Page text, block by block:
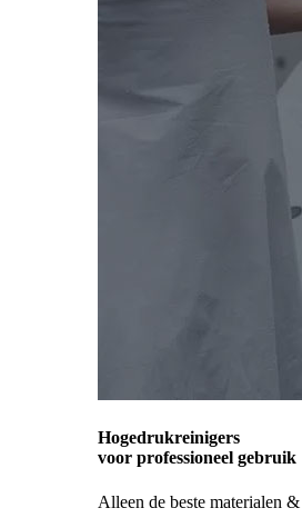
Hogedrukreinigers
voor professioneel gebruik
Alleen de beste materialen